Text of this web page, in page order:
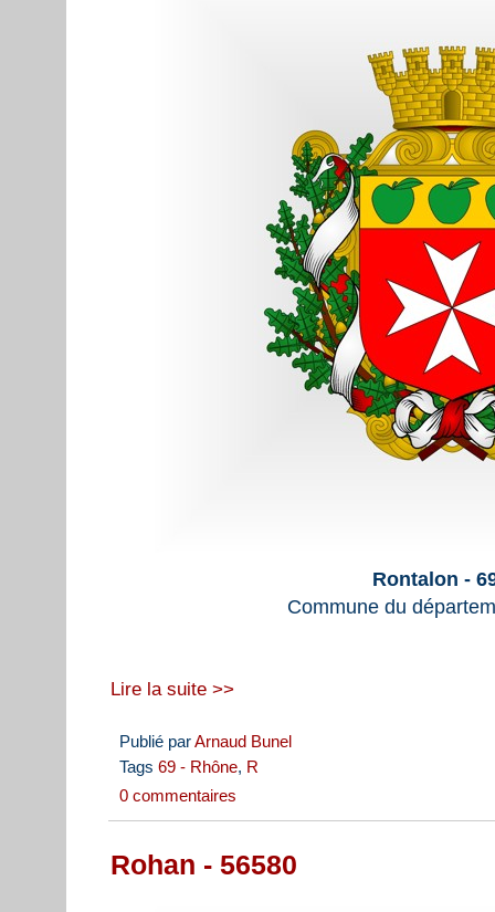
Rontalon -
Commune du
Lire la suite >>
Publié parArnaud Bunel
Tags 69 - Rhône, R
0 commentaires
Rohan - 56580